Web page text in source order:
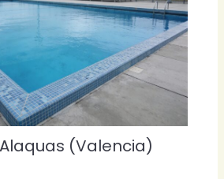
(Valencia)